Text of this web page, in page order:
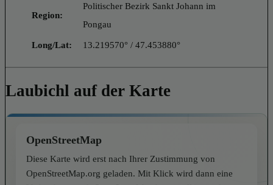
Region:
Politischer Bezirk Sankt Johann im
Pongau
Long/Lat: 13.219570° / 47.453880°
Laubichl auf der Karte
OpenStreetMap
Diese Karte wird erst nach Ihrer Zustimmung von
OpenStreetMap.org geladen. Mit Klick wird dann eine